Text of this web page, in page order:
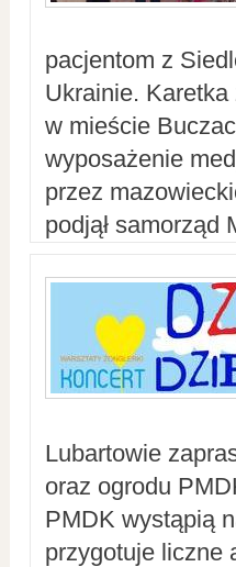
pacjentom z
Ukrainie. Karetka
w mieście
wyposażenie
przez
podjął samorząd
Lubartowie
oraz ogrodu
PMDK wystąpią
przygotuje liczne